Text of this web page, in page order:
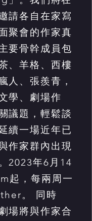
請各自在家寫
聚會的作家真
要骨幹成員包
、羊格、西樓
人、張羨青，
學、劇場作
議題，輕鬆談
續一場近年已
作家群內出現
2023年6月14
起，每兩周一
。 同時
場將與作家合